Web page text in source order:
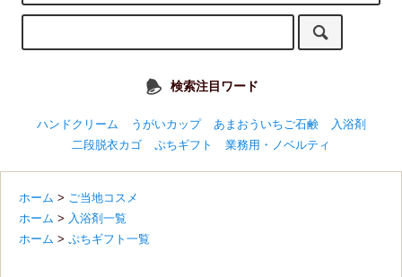
検索注目ワード
ハンドクリーム うがいカップ あまおういちご石鹸
入浴剤
二段脱衣カゴ
ぷちギフト 業務用・ノベルティ
ホーム > ご当地コスメ
ホーム > 入浴剤一覧
ホーム > ぷちギフト一覧